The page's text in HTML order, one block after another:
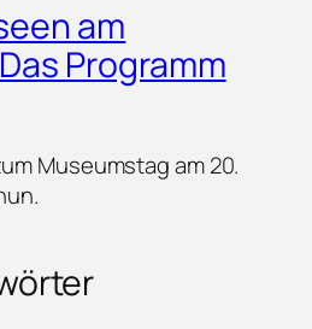
am
Programm
Museumstag am 20.